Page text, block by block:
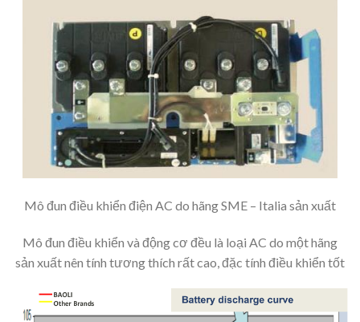
Mô đun điều khiển điện AC do hãng SME – Italia sản xuất
Mô đun điều khiển và động cơ đều là loại AC do một hãng
sản xuất nên tính tương thích rất cao, đặc tính điều khiển tốt